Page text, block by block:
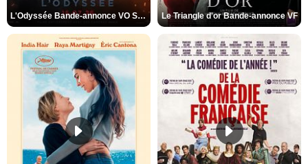
L'Odyssée Bande-annonce VO STFR Le Triangle d'or Bande-annonce VF